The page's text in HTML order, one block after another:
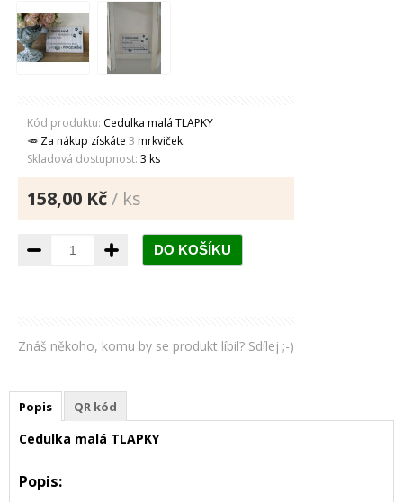
Kód produktu: Cedulka malá TLAPKY
🥕 Za nákup získáte 3 mrkviček.
Skladová dostupnost: 3 ks
158,00 Kč/ ks
Znáš někoho, komu by se produkt líbil? Sdílej ;-)
Popis QR kód
Cedulka malá TLAPKY
Popis: